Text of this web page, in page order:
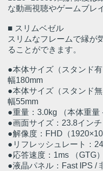
な動画視聴やゲームブレ
■ スリムベゼル
スリムなフレームで縁が
ることができます。
●本体サイズ（スタンド
幅180mm
●本体サイズ（スタンド
幅55mm
●重量：3.0kg （本体重量
●画面サイズ：23.8インチ
●解像度：FHD（
●リフレッシュレート：
●応答速度：1ms （GTG）
●液晶パネル：Fast IPS /